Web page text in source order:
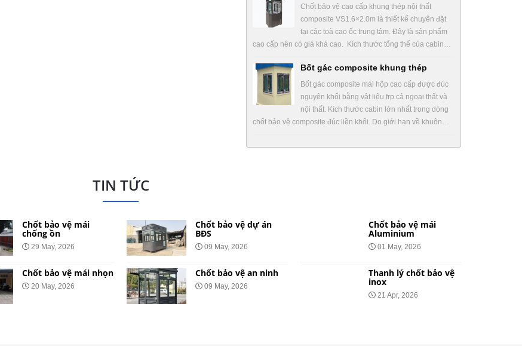
Chốt bảo vệ cao cấp khung thép nội thất
composite VS1.6×2.0m là thiết kế chuyên đặt
tại các toà cao ốc trung tâm. Đây là sản phẩm
cao cấp nên có giá khá cao. Kích thước tổng thể của cabin…
Bốt gác composite khung thép
Bốt gác composite mái hộp cao cấp được đúc
nguyên khối bằng vật liệu frp cả ngoại thất và
nội thất. Kích thước cabin lớn nhất trong dòng
chốt bảo vệ composite đúc liền khối. Do giới hạn về khuôn…
TIN TỨC
Chốt bảo vệ mái
chống ồn
29 May, 2026
Chốt bảo vệ mái nhọn
20 May, 2026
Chốt bảo vệ dự án
BĐS
09 May, 2026
Chốt bảo vệ an ninh
09 May, 2026
Chốt bảo vệ mái
Aluminium
01 May, 2026
Thanh lý chốt bảo vệ
inox
21 Apr, 2026